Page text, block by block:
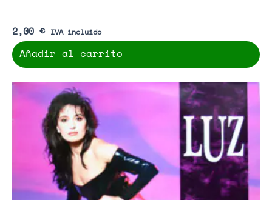
2,00 € IVA incluido
Añadir al carrito